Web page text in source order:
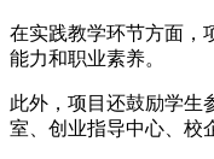
在实践教学环节方面，
能力和职业素养。
此外，项目还鼓励学生
室、创业指导中心、校